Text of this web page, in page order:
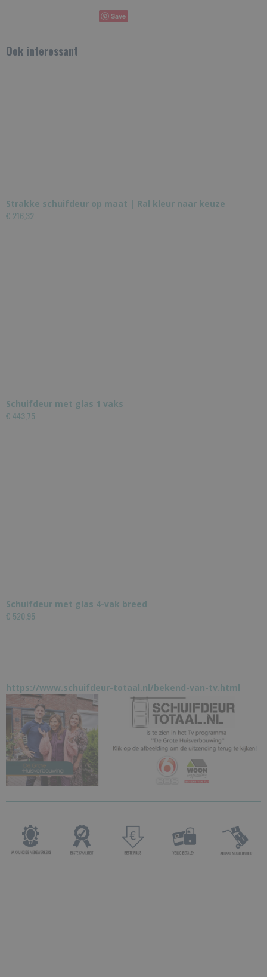
Save
Ook interessant
Strakke schuifdeur op maat | Ral kleur naar keuze
€ 216,32
Schuifdeur met glas 1 vaks
€ 443,75
Schuifdeur met glas 4-vak breed
€ 520,95
https://www.schuifdeur-totaal.nl/bekend-van-tv.html